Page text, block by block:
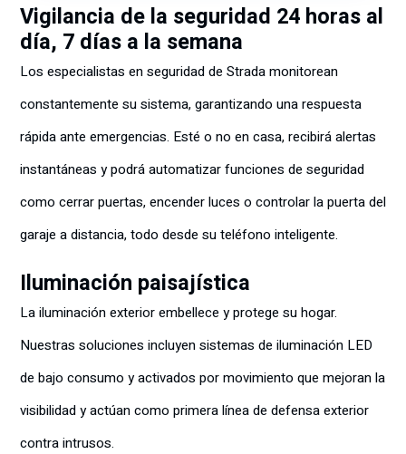
Vigilancia de la seguridad 24 horas al
día, 7 días a la semana
Los especialistas en seguridad de Strada monitorean
constantemente su sistema, garantizando una respuesta
rápida ante emergencias. Esté o no en casa, recibirá alertas
instantáneas y podrá automatizar funciones de seguridad
como cerrar puertas, encender luces o controlar la puerta del
garaje a distancia, todo desde su teléfono inteligente.
Iluminación paisajística
La iluminación exterior embellece y protege su hogar.
Nuestras soluciones incluyen sistemas de iluminación LED
de bajo consumo y activados por movimiento que mejoran la
visibilidad y actúan como primera línea de defensa exterior
contra intrusos.